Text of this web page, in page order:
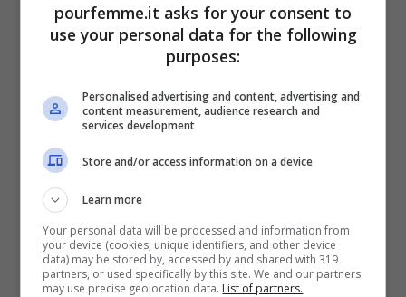
Un post condiviso da diegodallapalma_official (@diegodallapalma_official)
sopracciglia
temperabileDiego dalla Palma,dalla
consistenza medio/dura, permette un
risultato credibile e naturale. Utile a
riempire i vuoti tipici di un’arcata rada e
poco definita, gode di un tratto pieno ma
morbido, modulabile ed una lunga durata.
pourfemme.it asks for your consent to
use your personal data for the following
purposes:
Personalised advertising and content, advertising and
content measurement, audience research and
services development
Store and/or access information on a device
Learn more
Your personal data will be processed and information from
your device (cookies, unique identifiers, and other device
data) may be stored by, accessed by and shared with 319
partners, or used specifically by this site. We and our partners
may use precise geolocation data. List of partners.